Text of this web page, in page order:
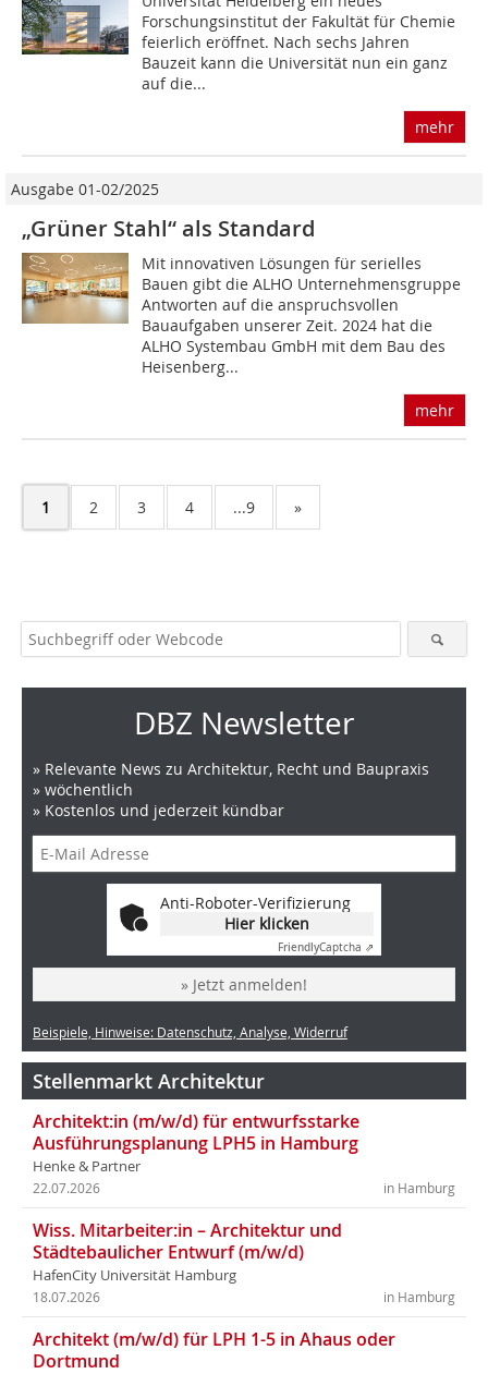
Forschungsinstitut der Fakultät für Chemie
feierlich eröffnet. Nach sechs Jahren
Bauzeit kann die Universität nun ein ganz
auf die...
mehr
Ausgabe 01-02/2025
„Grüner Stahl“ als Standard
Mit innovativen Lösungen für serielles
Bauen gibt die ALHO Unternehmensgruppe
Antworten auf die anspruchsvollen
Bauaufgaben unserer Zeit. 2024 hat die
ALHO Systembau GmbH mit dem Bau des
Heisenberg...
mehr
1 2 3 4 ...9 »
DBZ Newsletter
» Relevante News zu Architektur, Recht und Baupraxis
» wöchentlich
» Kostenlos und jederzeit kündbar
Anti-Roboter-Verifizierung
Hier klicken
FriendlyCaptcha ⇗
» Jetzt anmelden!
Beispiele, Hinweise: Datenschutz, Analyse, Widerruf
Stellenmarkt Architektur
Architekt:in (m/w/d) für entwurfsstarke
Ausführungsplanung LPH5 in Hamburg
Henke & Partner
in Hamburg
22.07.2026
Wiss. Mitarbeiter:in – Architektur und
Städtebaulicher Entwurf (m/w/d)
HafenCity Universität Hamburg
in Hamburg
18.07.2026
Architekt (m/w/d) für LPH 1-5 in Ahaus oder
Dortmund